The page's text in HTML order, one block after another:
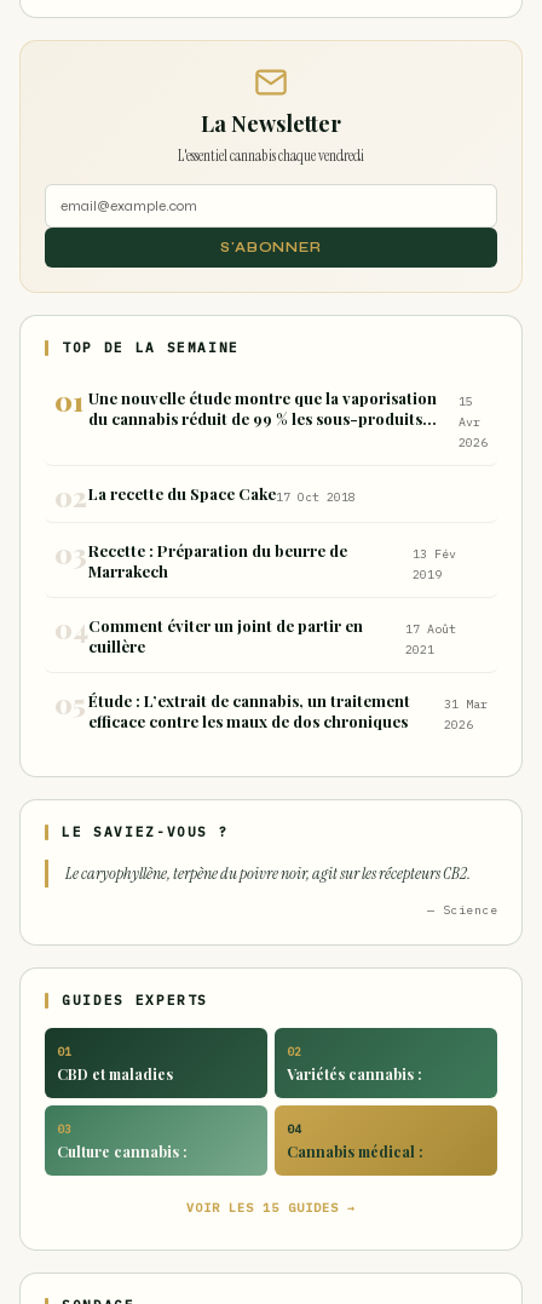
La Newsletter
L'essentiel cannabis chaque vendredi
S'ABONNER
TOP DE LA SEMAINE
Une nouvelle étude montre que la vaporisation
du cannabis réduit de 99 % les sous-produits
15
Avr
2026
La recette du Space Cake17 Oct 2018
Recette : Préparation du beurre de
Marrakech
13 Fév
2019
Comment éviter un joint de partir en
cuillère
17 Août
2021
Étude : L’extrait de cannabis, un traitement
efficace contre les maux de dos chroniques
31 Mar
2026
LE SAVIEZ-VOUS ?
Le caryophyllène, terpène du poivre noir, agit sur les récepteurs CB2.
— Science
GUIDES EXPERTS
01
CBD et maladies
02
Variétés cannabis :
03
Culture cannabis :
04
Cannabis médical :
VOIR LES 15 GUIDES →